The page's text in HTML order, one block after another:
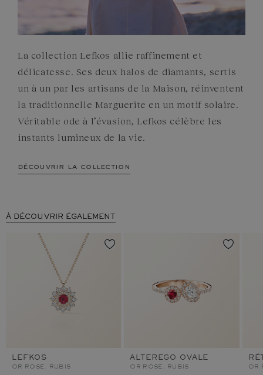
La collection Lefkos allie raffinement et
délicatesse. Ses deux halos de diamants, sertis
un à un par les artisans de la Maison, réinventent
la traditionnelle Marguerite en un motif solaire.
Véritable ode à l’évasion, Lefkos célèbre les
instants lumineux de la vie.
découvrir la collection
À DÉCOUVRIR ÉGALEMENT
LEFKOS
OR ROSE, RUBIS
ALTEREGO OVALE
OR ROSE, RUBIS OR